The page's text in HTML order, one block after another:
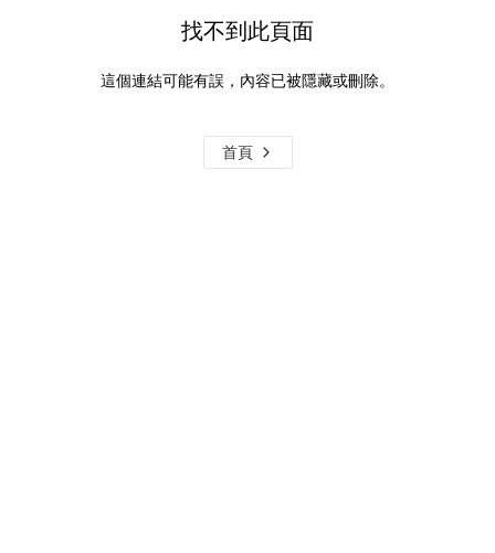
找不到此頁面
這個連結可能有誤，內容已被隱藏或刪除。
首頁